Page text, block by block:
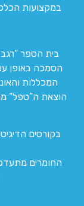
במקצועות
בית הספר “רגב
הסמכה באופן
המכללות
הוצאת ה”טפל”
בקורסים
החומרים